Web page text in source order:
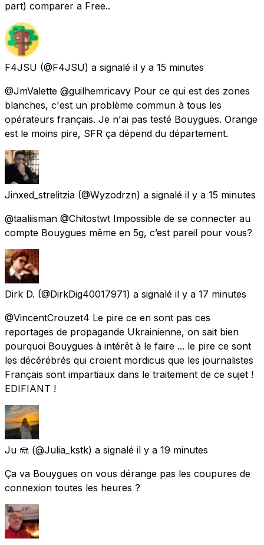
part) comparer a Free..
F4JSU (@F4JSU) a signalé il y a 15 minutes
@JmValette @guilhemricavy Pour ce qui est des zones
blanches, c'est un problème commun à tous les
opérateurs français. Je n'ai pas testé Bouygues. Orange
est le moins pire, SFR ça dépend du département.
Jinxed_strelitzia (@Wyzodrzn) a signalé il y a 15 minutes
@taaliisman @Chitostwt Impossible de se connecter au
compte Bouygues même en 5g, c’est pareil pour vous?
Dirk D. (@DirkDig40017971) a signalé il y a 17 minutes
@VincentCrouzet4 Le pire ce en sont pas ces
reportages de propagande Ukrainienne, on sait bien
pourquoi Bouygues à intérêt à le faire ... le pire ce sont
les décérébrés qui croient mordicus que les journalistes
Français sont impartiaux dans le traitement de ce sujet !
EDIFIANT !
Ju 🪼 (@Julia_kstk) a signalé il y a 19 minutes
Ça va Bouygues on vous dérange pas les coupures de
connexion toutes les heures ?